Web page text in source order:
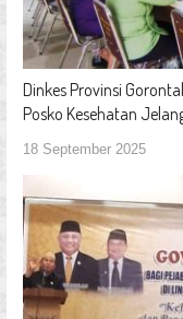
Dinkes Provinsi
Posko Kesehatan
18 September 2025